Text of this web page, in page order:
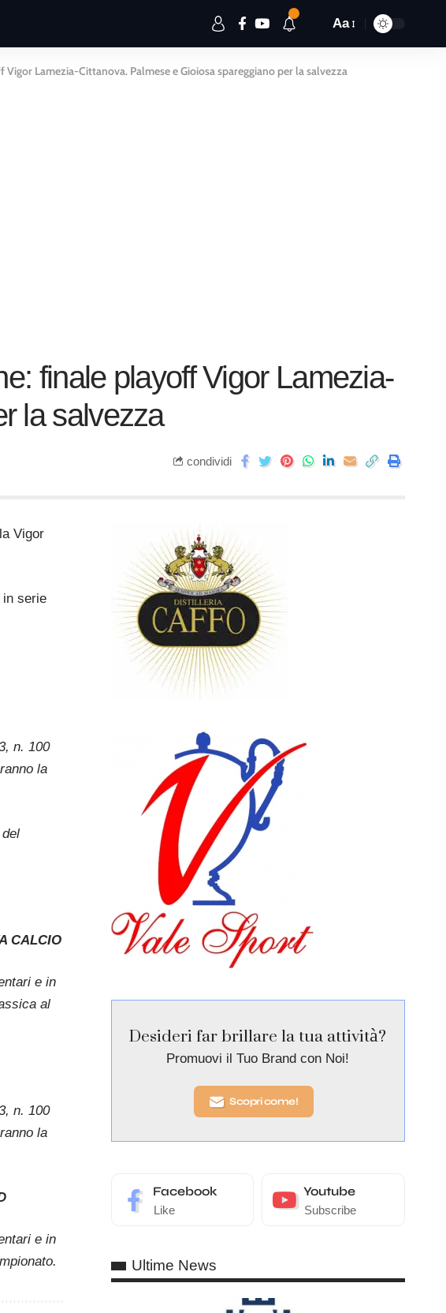
Aa
Lamezia-Cittanova. Palmese e Gioiosa spareggiano per la salvezza
finale playoff Vigor Lamezia-
la salvezza
condividi
Vigor
in serie
n. 100
la
CALCIO
e in
al
n. 100
la
e in
Desideri far brillare la tua attività?
Promuovi il Tuo Brand con Noi!
Scopri come!
Facebook
Like
Youtube
Subscribe
Ultime News